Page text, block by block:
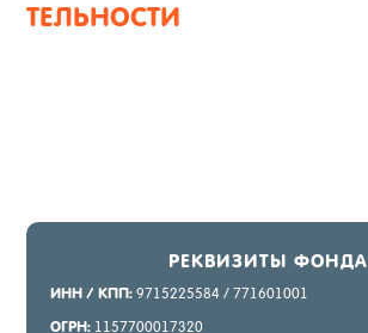
ТЕЛЬ­НОС­ТИ
РЕК­ВИ­ЗИТЫ ФОН­ДА
ИНН / КПП: 9715225584 / 771601001
ОГРН: 1157700017320